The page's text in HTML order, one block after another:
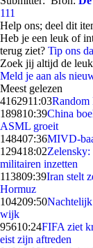
111
Help ons; deel dit
Heb je een leuk of
terug ziet? Tip ons
Zoek jij altijd de
Meld je aan als
Meest gelezen
4162911:03Random
189810:39China
ASML groeit
148407:36MIVD-
129418:02
militairen inzetten
113809:39Iran stelt
Hormuz
104209:50Nachtelijk
wijk
95610:24FIFA ziet
eist zijn aftreden